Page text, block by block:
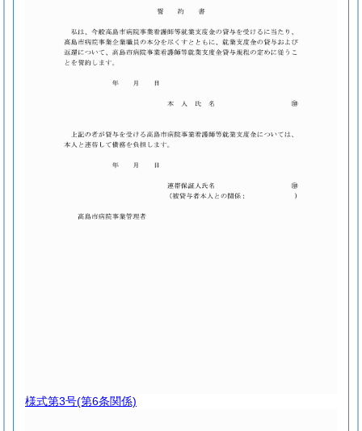
様式第3号(第6条関係)